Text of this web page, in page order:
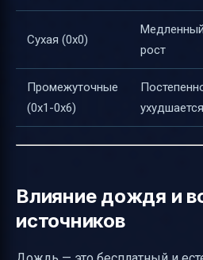
Сухая (0x0)
Медленный
рост
Промежуточные
(0x1-0x6)
ухудшается
Влияние дождя и
источников